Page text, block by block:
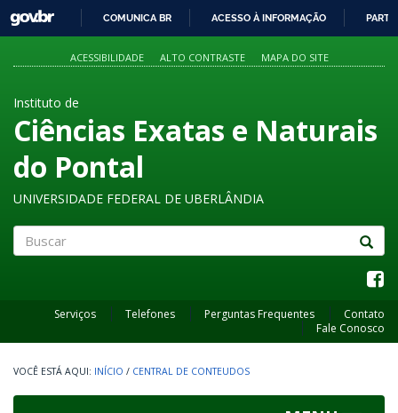
PARA
O
GOVBR
COMUNICA BR ACESSO À INFORMAÇÃO
ACESSIBILIDADE ALTO CONTRASTE MAPA DO SITE
Instituto de
Ciências Exatas e Naturais
do Pontal
UNIVERSIDADE FEDERAL DE UBERLÂNDIA
Serviços Telefones Perguntas Frequentes
Contato
Fale Conosco
INÍCIO / CENTRAL DE CONTEUDOS